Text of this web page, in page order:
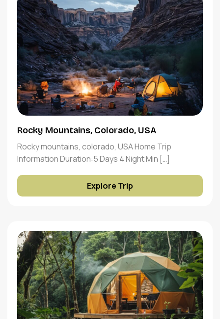
Rocky Mountains, Colorado, USA
Rocky mountains, colorado, USA Home Trip
Information Duration:5 Days 4 Night Min […]
Explore Trip